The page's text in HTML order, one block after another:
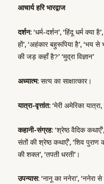
आचार्य हरि भारद्वाज
दर्शन: ‘धर्म-दर्शन’, ‘हिंदू धर्म
हों’, ‘अहंकार बहुरूपिया है’, ‘भय
की जड़ कहाँ है?’ ‘मुद्रा विज्ञान’
अध्यात्म: सत्य का साक्षात्कार।
यात्रा-वृत्तांत: ‘मेरी अमेरिका
कहानी-संग्रह: ‘श्रेष्ठ वैदिक
संतों की श्रेष्ठ कथाएँ’, ‘शिव पुराण
की शक्ल’, ‘तपती धरती’।
उपन्यास: ‘नानू का ननेरा’, ‘ननेरा से